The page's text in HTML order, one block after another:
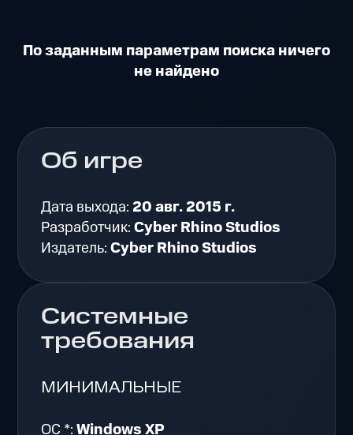
По заданным параметрам поиска ничего
не найдено
Об игре
Дата выхода: 20 авг. 2015 г.
Разработчик:Cyber Rhino Studios
Издатель:Cyber Rhino Studios
Системные
требования
МИНИМАЛЬНЫЕ
ОС *:Windows XP